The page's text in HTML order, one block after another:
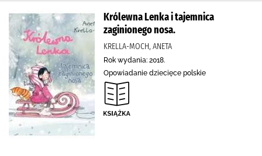
Królewna Lenka i tajemnica
zaginionego nosa.
KRELLA-MOCH, ANETA
Rok wydania: 2018.
Opowiadanie dziecięce polskie